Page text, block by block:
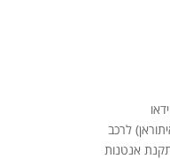
לרכב
אנטנות